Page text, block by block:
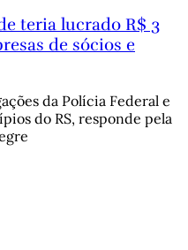
teria lucrado R$ 3
de sócios e
da Polícia Federal e
do RS, responde pela